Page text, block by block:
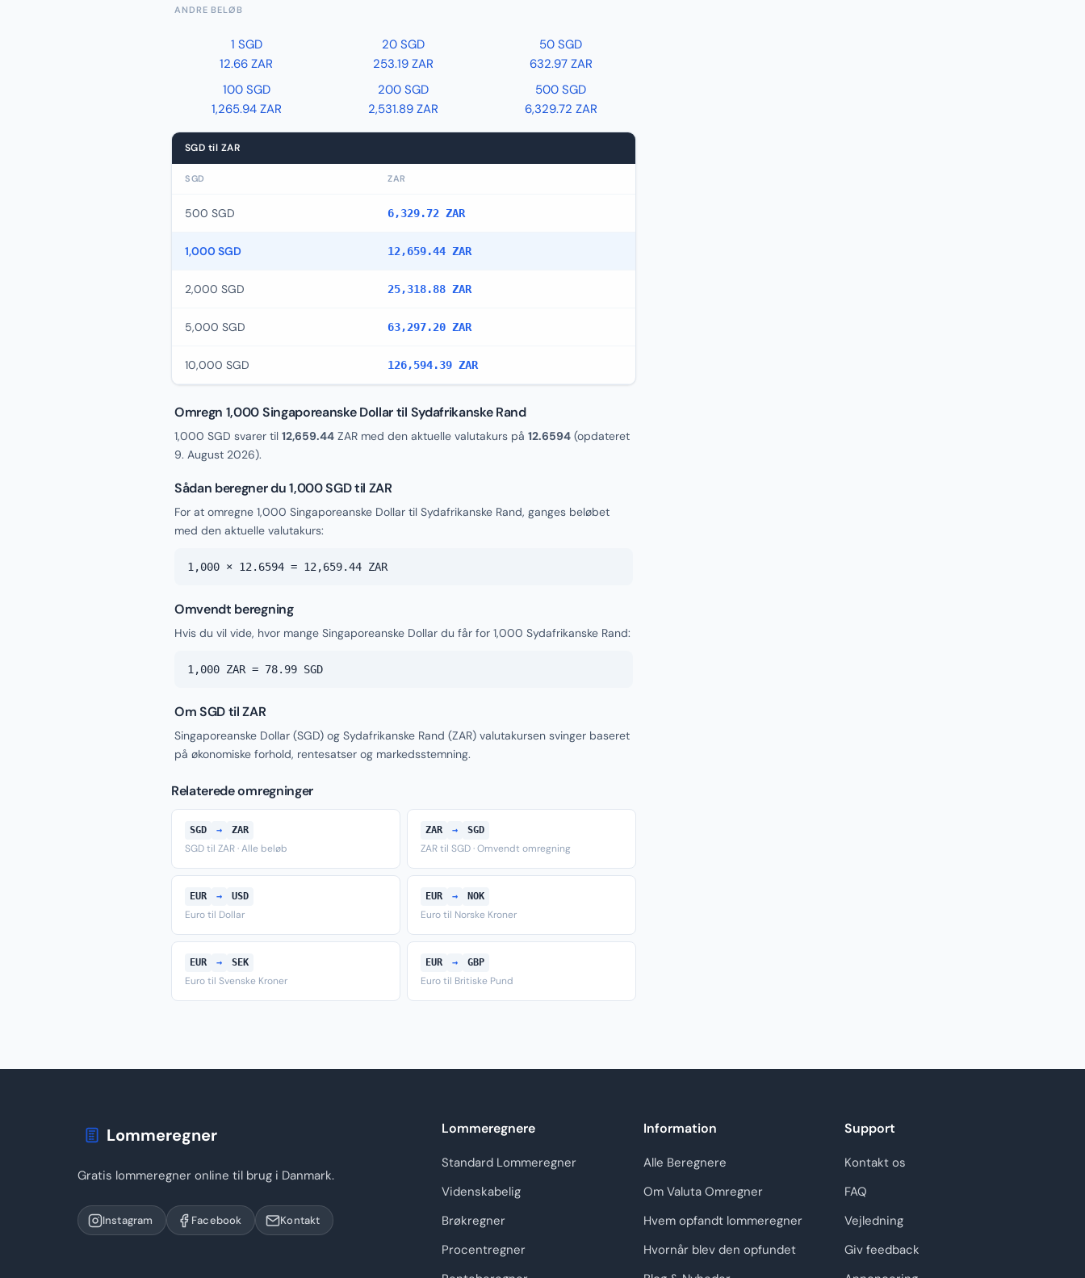
ANDRE BELØB
1 SGD
12.66 ZAR
20 SGD
253.19 ZAR
50 SGD
632.97 ZAR
100 SGD
1,265.94 ZAR
200 SGD
2,531.89 ZAR
500 SGD
6,329.72 ZAR
SGD til ZAR
SGD ZAR
500 SGD 6,329.72 ZAR
1,000 SGD 12,659.44 ZAR
2,000 SGD 25,318.88 ZAR
5,000 SGD 63,297.20 ZAR
10,000 SGD 126,594.39 ZAR
Omregn 1,000 Singaporeanske Dollar til Sydafrikanske Rand
1,000 SGD svarer til 12,659.44 ZAR med den aktuelle valutakurs på 12.6594 (opdateret
9. August 2026).
Sådan beregner du 1,000 SGD til ZAR
For at omregne 1,000 Singaporeanske Dollar til Sydafrikanske Rand, ganges beløbet
med den aktuelle valutakurs:
1,000 × 12.6594 = 12,659.44 ZAR
Omvendt beregning
Hvis du vil vide, hvor mange Singaporeanske Dollar du får for 1,000 Sydafrikanske Rand:
1,000 ZAR = 78.99 SGD
Om SGD til ZAR
Singaporeanske Dollar (SGD) og Sydafrikanske Rand (ZAR) valutakursen svinger baseret
på økonomiske forhold, rentesatser og markedsstemning.
Relaterede omregninger
SGD → ZAR
SGD til ZAR · Alle beløb
ZAR → SGD
ZAR til SGD · Omvendt omregning
EUR → USD
Euro til Dollar
EUR → NOK
Euro til Norske Kroner
EUR → SEK
Euro til Svenske Kroner
EUR → GBP
Euro til Britiske Pund
Lommeregner
Gratis lommeregner online til brug i Danmark.
Instagram Facebook Kontakt
Lommeregnere
Standard Lommeregner
Videnskabelig
Brøkregner
Procentregner
Information
Alle Beregnere
Om Valuta Omregner
Hvem opfandt lommeregner
Hvornår blev den opfundet
Support
Kontakt os
FAQ
Vejledning
Giv feedback